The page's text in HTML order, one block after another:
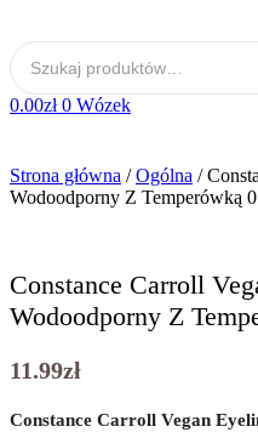
0.00zł 0 Wózek
Strona główna /Ogólna /
Wodoodporny Z Temperówką
Constance Carroll
Wodoodporny Z
11.99zł
Constance Carroll Vegan